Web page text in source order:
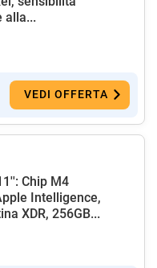
alla...
VEDI OFFERTA
Chip M4
Intelligence,
XDR, 256GB...